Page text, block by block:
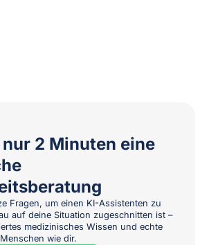
2 Minuten eine
Fragen, um einen KI-Assistenten zu
auf deine Situation zugeschnitten ist –
medizinisches Wissen und echte
wie dir.